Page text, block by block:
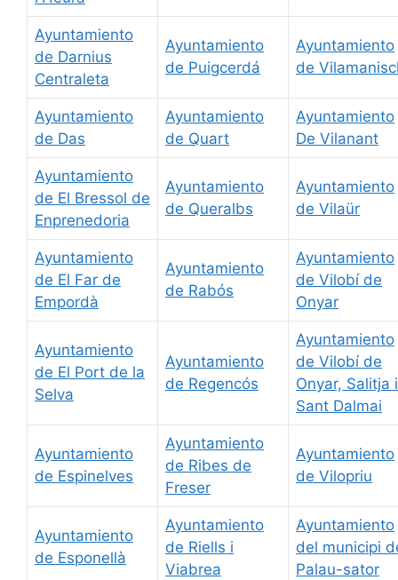
Ayuntamiento
de Darnius
Centraleta
Ayuntamiento
de Puigcerdá
Ayuntamiento
de
Ayuntamiento
de Das
Ayuntamiento
de Quart
Ayuntamiento
De Vilanant
Ayuntamiento
de El Bressol de
Enprenedoria
Ayuntamiento
de Queralbs
Ayuntamiento
de Vilaür
Ayuntamiento
de El Far de
Empordà
Ayuntamiento
de Rabós
Ayuntamiento
de Vilobí de
Onyar
Ayuntamiento
de El Port de la
Selva
Ayuntamiento
de Regencós
Ayuntamiento
de Vilobí de
Onyar, Salitja i
Sant Dalmai
Ayuntamiento
de Espinelves
Ayuntamiento
de Ribes de
Freser
Ayuntamiento
de Vilopriu
Ayuntamiento
de Esponellà
Ayuntamiento
de Riells i
Viabrea
Ayuntamiento
del municipi
Palau-sator